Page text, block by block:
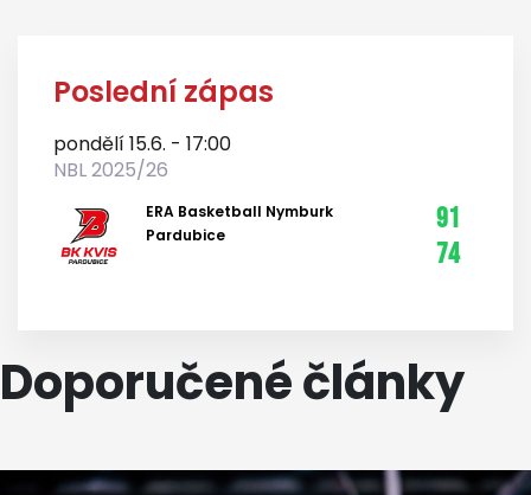
Poslední zápas
pondělí 15.6. - 17:00
NBL 2025/26
ERA Basketball Nymburk
Pardubice
91
74
Doporučené články